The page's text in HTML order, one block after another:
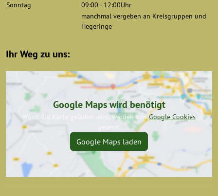
Sonntag
09:00 - 12:00Uhr
manchmal vergeben an Kreisgruppen und
Hegeringe
Ihr Weg zu uns:
Google Maps wird benötigt
Wenn die Karte geladen wird, werden vonGoogle Cookies
gesetzt.
Google Maps laden